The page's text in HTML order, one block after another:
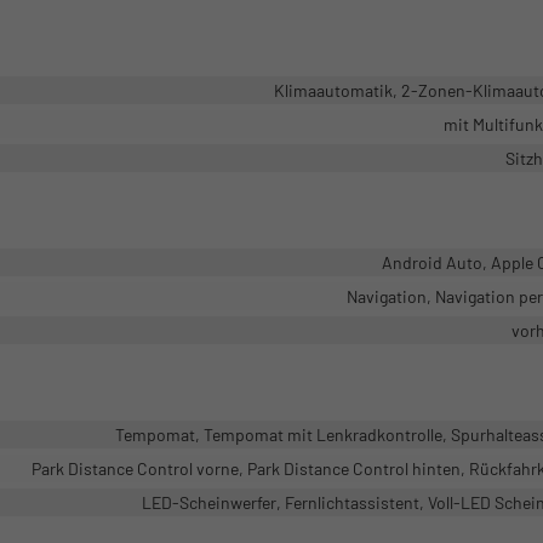
Klimaautomatik, 2-Zonen-
mit
Android Auto, Apple
Navigation, Navigation
Tempomat, Tempomat mit Lenkradkontrolle,
Park Distance Control vorne, Park Distance Control hinten,
LED-Scheinwerfer, Fernlichtassistent, Voll-LED